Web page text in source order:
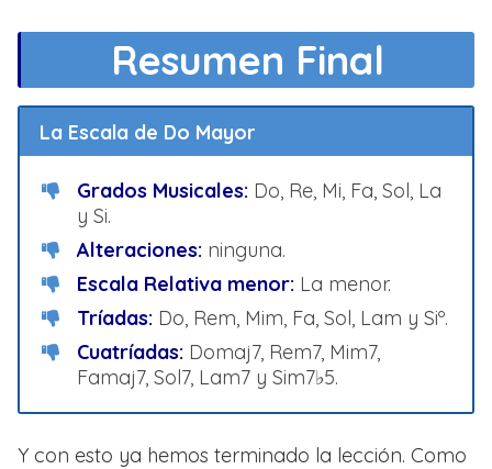
Resumen Final
La Escala de Do Mayor
Grados Musicales: Do, Re, Mi, Fa, Sol, La
y Si.
Alteraciones: ninguna.
Escala Relativa menor: La menor.
Tríadas: Do, Rem, Mim, Fa, Sol, Lam y Siº.
Cuatríadas: Domaj7, Rem7, Mim7,
Famaj7, Sol7, Lam7 y Sim7♭5.
Y con esto ya hemos terminado la lección. Como